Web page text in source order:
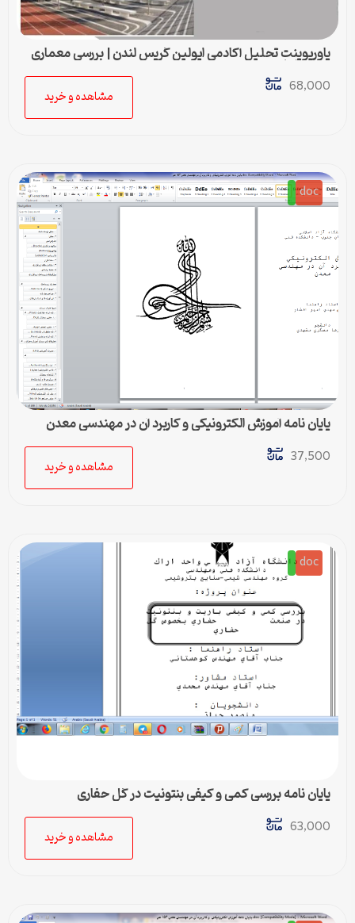
پاورپوینت تحلیل آکادمی ایولین گریس لندن | بررسی معماری
مدرن زاها حدید
68,000
مشاهده و خرید
doc
پایان نامه آموزش الکترونیکی و کاربرد آن در مهندسی معدن
37,500
مشاهده و خرید
doc
پایان نامه بررسي كمي و كيفي بنتونيت در گل حفاري
63,000
مشاهده و خرید